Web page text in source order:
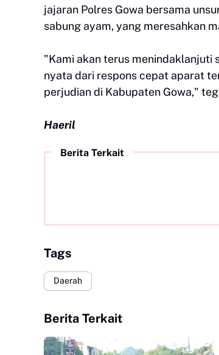
jajaran Polres Gowa bersama
sabung ayam, yang meresahkan
"Kami akan terus menindaklanjuti
nyata dari respons cepat aparat
perjudian di Kabupaten Gowa,"
Haeril
Berita Terkait
Tags
Daerah
Berita Terkait